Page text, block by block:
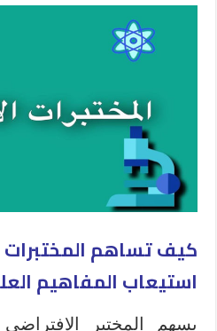
كيف تساهم المختبرات
استيعاب المفاهيم
يسهم المختبر